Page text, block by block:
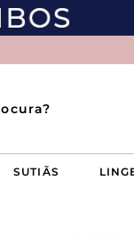
SUTIÃS
Luma